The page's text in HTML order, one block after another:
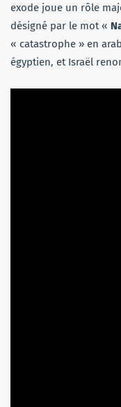
exode joue un rôle
désigné par le mot «
« catastrophe » en
égyptien, et Israël